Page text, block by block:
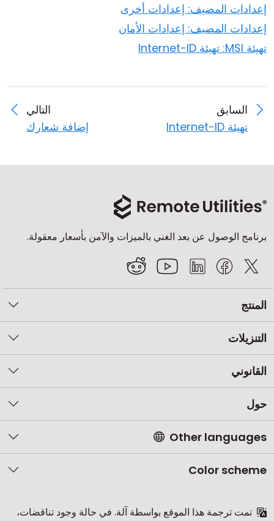
إعدادات المضيف: إعدادات أخرى
إعدادات المضيف: إعدادات الأمان
تهيئة MSI: تهيئة Internet-ID
السابق
تهيئة Internet-ID
التالي
إضافة شعارك
برنامج الوصول عن بعد الغني بالميزات والآمن بأسعار معقولة.
المنتج
التنزيلات
القانوني
حول
Other languages
Color scheme
تمت ترجمة هذا الموقع بواسطة آلة. في حالة وجود تناقضات،